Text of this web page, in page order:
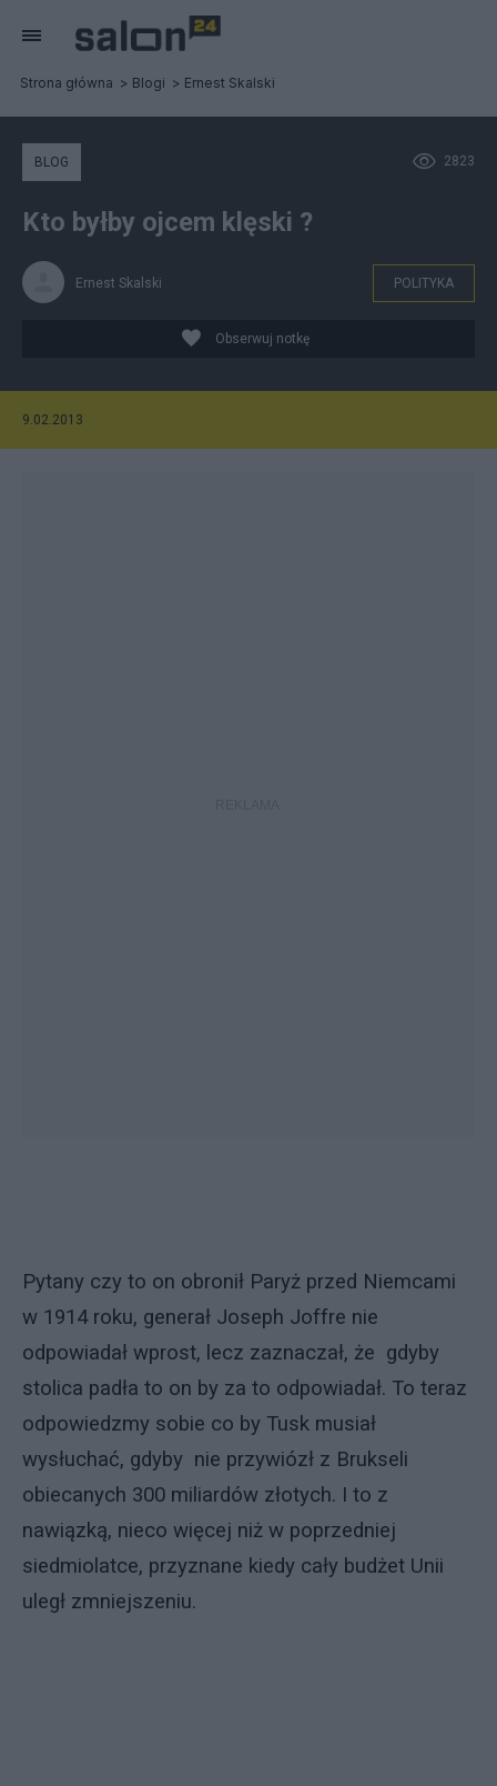
Strona główna Blogi Ernest Skalski
2823
BLOG
Kto byłby ojcem klęski ?
Ernest Skalski POLITYKA
Obserwuj notkę
9.02.2013
Pytany czy to on obronił Paryż przed Niemcami
w 1914 roku, generał Joseph Joffre nie
odpowiadał wprost, lecz zaznaczał, że gdyby
stolica padła to on by za to odpowiadał. To teraz
odpowiedzmy sobie co by Tusk musiał
wysłuchać, gdyby nie przywiózł z Brukseli
obiecanych 300 miliardów złotych. I to z
nawiązką, nieco więcej niż w poprzedniej
siedmiolatce, przyznane kiedy cały budżet Unii
uległ zmniejszeniu.